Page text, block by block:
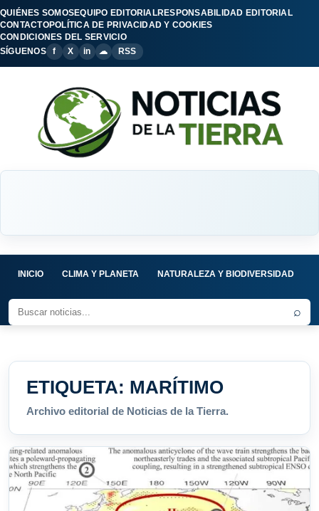
QUIÉNES SOMOSEQUIPO EDITORIALRESPONSABILIDAD EDITORIAL
CONTACTOPOLÍTICA DE PRIVACIDAD Y COOKIES
CONDICIONES DEL SERVICIO
SÍGUENOS
f X in ☁ RSS
INICIO CLIMA Y PLANETA NATURALEZA Y BIODIVERSIDAD
⌕
ETIQUETA: MARÍTIMO
Archivo editorial de Noticias de la Tierra.